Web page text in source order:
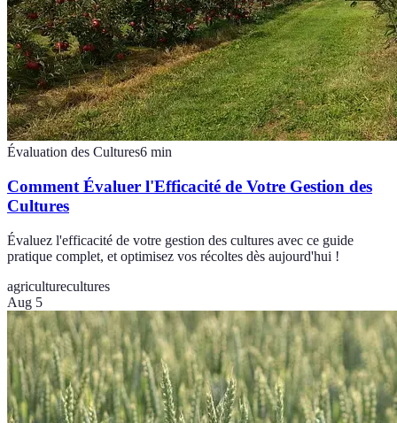
Évaluation des Cultures6 min
Comment Évaluer l'Efficacité de Votre Gestion des
Cultures
Évaluez l'efficacité de votre gestion des cultures avec ce guide
pratique complet, et optimisez vos récoltes dès aujourd'hui !
agriculturecultures
Aug 5